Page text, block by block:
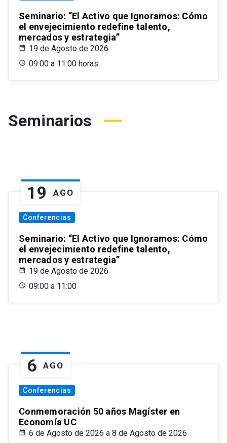
Seminario: “El Activo que Ignoramos: Cómo
el envejecimiento redefine talento,
mercados y estrategia”
19 de Agosto de 2026
09:00 a 11:00 horas
Seminarios
19 AGO
Conferencias
Seminario: “El Activo que Ignoramos: Cómo
el envejecimiento redefine talento,
mercados y estrategia”
19 de Agosto de 2026
09:00 a 11:00
6 AGO
Conferencias
Conmemoración 50 años Magíster en
Economía UC
6 de Agosto de 2026 a 8 de Agosto de 2026